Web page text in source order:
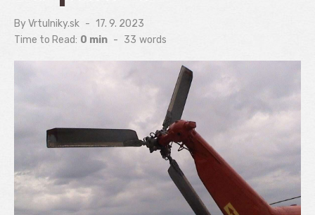
ByVrtulniky.sk
Posted
on
17. 9. 2023
Time to Read: 0 min - 33 words